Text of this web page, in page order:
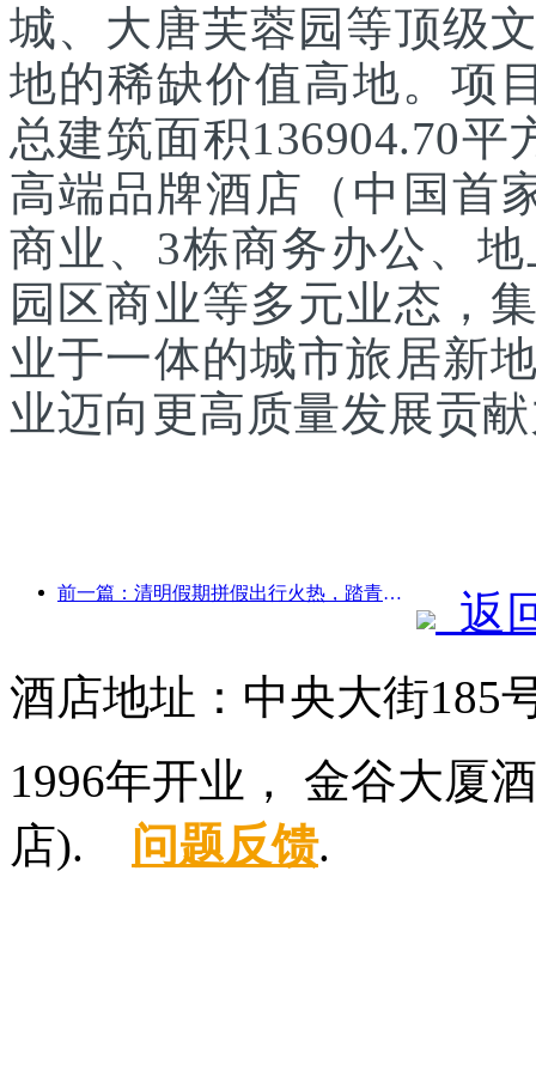
城、大唐芙蓉园等顶级
地的稀缺价值高地。项
总建筑面积136904.70
高端品牌酒店（中国首
商业、3栋商务办公、
园区商业等多元业态，
业于一体的城市旅居新
业迈向更高质量发展贡
前一篇：清明假期拼假出行火热，踏青赏花带动多城客流增长
返
酒店地址：中央大街185
1996年开业， 金谷大厦
店). 问题反馈.